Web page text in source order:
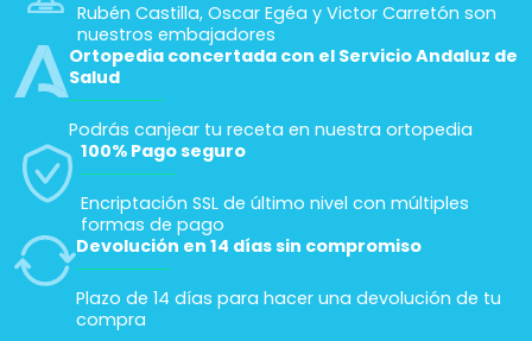
Rubén Castilla, Oscar Egéa y Victor Carretón son
nuestros embajadores
Ortopedia concertada con el Servicio Andaluz de
Salud
Podrás canjear tu receta en nuestra ortopedia
100% Pago seguro
Encriptación SSL de último nivel con múltiples
formas de pago
Devolución en 14 días sin compromiso
Plazo de 14 días para hacer una devolución de tu
compra